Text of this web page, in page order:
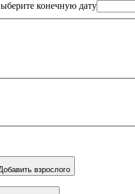
конечную дату
взрослого